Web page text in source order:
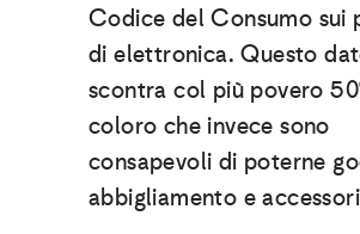
Codice del Consumo
di elettronica. Questo
scontra col più povero
coloro che invece sono
consapevoli di poterne
abbigliamento e